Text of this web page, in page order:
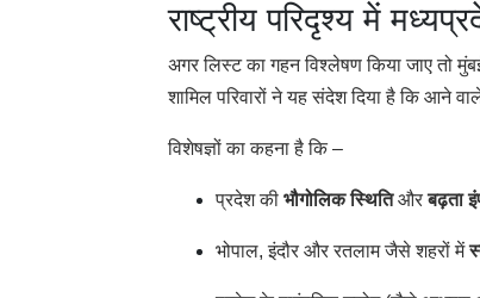
राष्ट्रीय परिदृश्य में
अगर लिस्ट का गहन विश्लेषण किया जाए तो
शामिल परिवारों ने यह संदेश दिया है कि आने
विशेषज्ञों का कहना है कि –
प्रदेश की भौगोलिक स्थितिऔरबढ़ता
भोपाल, इंदौर और रतलाम जैसे शहरों में